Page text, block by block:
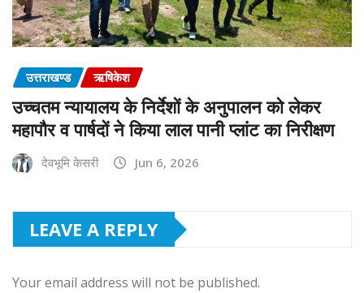
उत्तराखण्ड ऋषिकेश
उच्चतम न्यायालय के निर्देशों के अनुपालन को लेकर
महापौर व पार्षदों ने किया लाल पानी प्लांट का निरीक्षण
देवभूमि केसरी Jun 6, 2026
LEAVE A REPLY
Your email address will not be published.